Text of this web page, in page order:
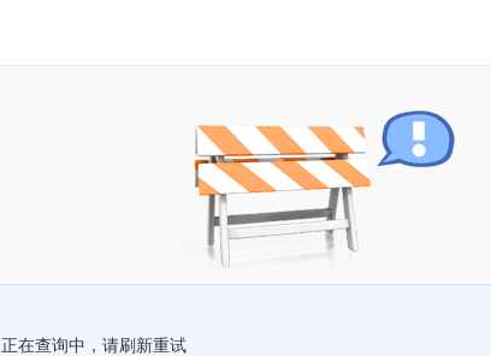
正在查询中，请刷新重试